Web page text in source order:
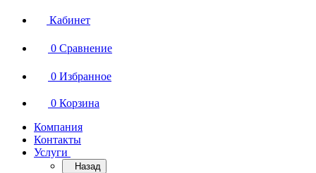
Кабинет
0 Сравнение
0 Избранное
0 Корзина
Компания
Контакты
Услуги
Назад